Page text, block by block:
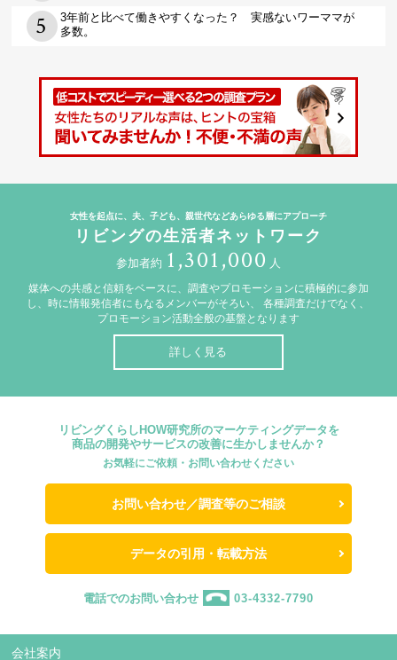
3年前と比べて働きやすくなった？ 実感ないワーママが
多数。
女性を起点に、夫、子ども、親世代などあらゆる層にアプローチ
リビングの生活者ネットワーク
参加者約 1,301,000 人
媒体への共感と信頼をベースに、調査やプロモーションに積極的に参加
し、時に情報発信者にもなるメンバーがそろい、
各種調査だけでなく、
プロモーション活動全般の基盤となります
詳しく見る
リビングくらしHOW研究所のマーケティングデータを
商品の開発やサービスの改善に生かしませんか？
お気軽にご依頼・お問い合わせください
お問い合わせ／調査等のご相談
データの引用・転載方法
電話でのお問い合わせ 03-4332-7790
会社案内